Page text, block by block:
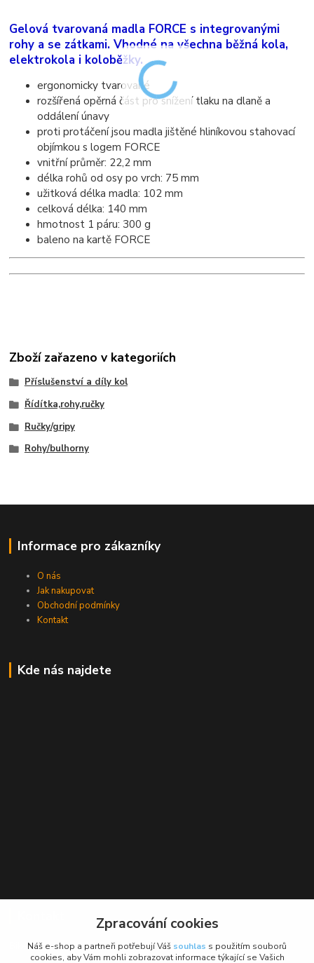
Gelová tvarovaná madla FORCE s integrovanými
rohy a se zátkami. Vhodné na všechna běžná kola,
elektrokola i koloběžky.
ergonomicky tvarované
rozšířená opěrná část pro snížení tlaku na dlaně a
oddálení únavy
proti protáčení jsou madla jištěné hliníkovou stahovací
objímkou s logem FORCE
vnitřní průměr: 22,2 mm
délka rohů od osy po vrch: 75 mm
užitková délka madla: 102 mm
celková délka: 140 mm
hmotnost 1 páru: 300 g
baleno na kartě FORCE
Zboží zařazeno v kategoriích
Příslušenství a díly kol
Řídítka,rohy,ručky
Ručky/gripy
Rohy/bulhorny
Informace pro zákazníky
O nás
Jak nakupovat
Obchodní podmínky
Kontakt
Kde nás najdete
BikeForce.cz
Zpracování cookies
Náš e-shop a partneři potřebují Váš souhlas s použitím souborů
cookies, aby Vám mohli zobrazovat informace týkající se Vašich